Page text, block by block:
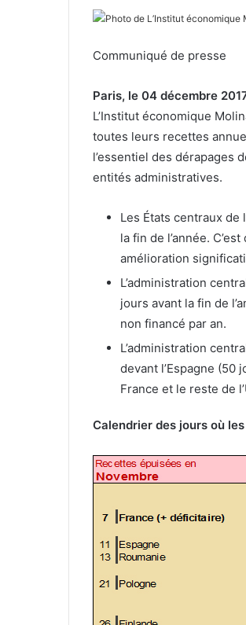
Communiqué de presse
Paris, le 04 décembre
L’Institut économique
toutes leurs recettes
l’essentiel des dérapages
entités administratives.
Les États centraux
la fin de l’année.
amélioration
L’administration
jours avant la fin de
non financé par an.
L’administration
devant l’Espagne (50
France et le reste de
Calendrier des jours où